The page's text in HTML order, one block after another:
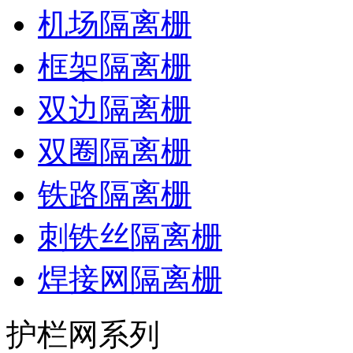
机场隔离栅
框架隔离栅
双边隔离栅
双圈隔离栅
铁路隔离栅
刺铁丝隔离栅
焊接网隔离栅
护栏网系列